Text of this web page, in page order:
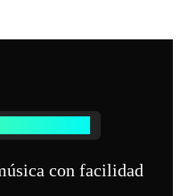
con facilidad